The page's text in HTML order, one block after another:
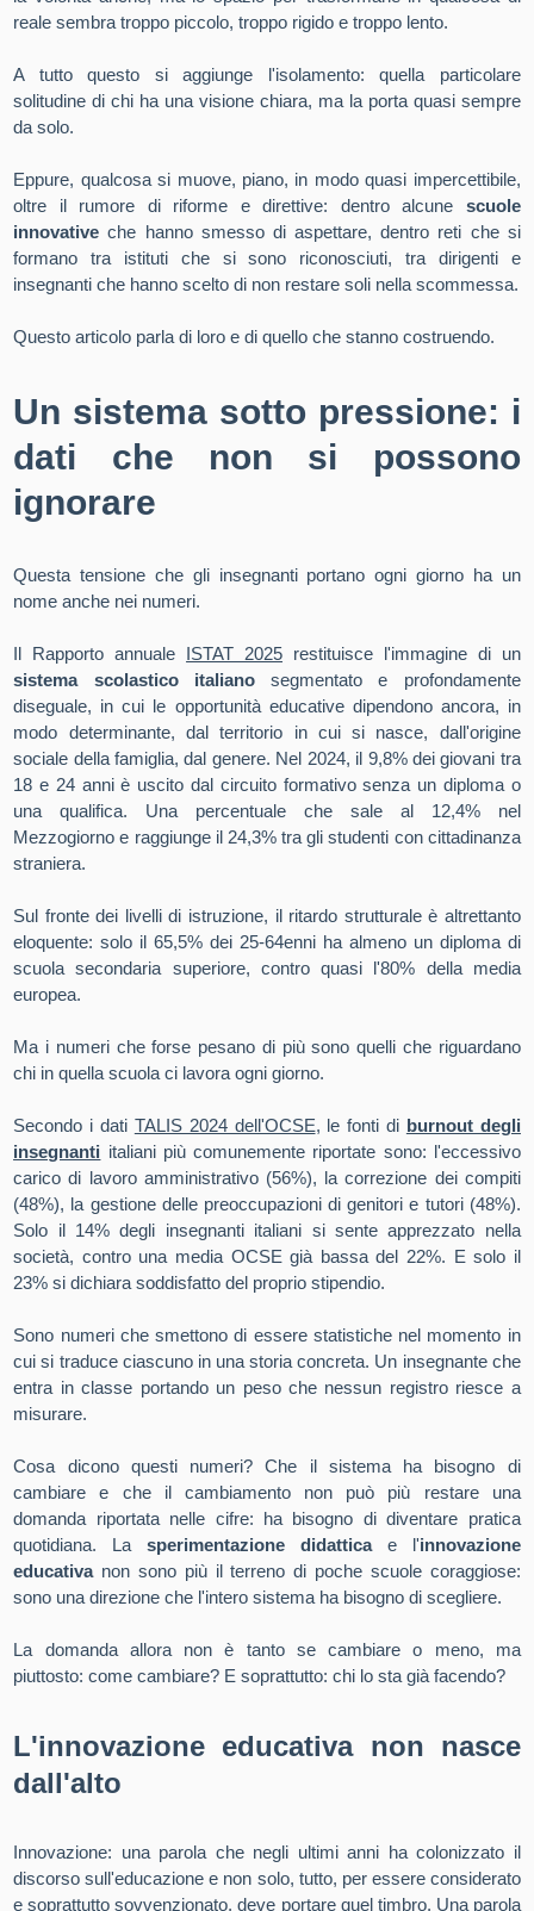
reale sembra troppo piccolo, troppo rigido e troppo lento.
A tutto questo si aggiunge l'isolamento: quella particolare
solitudine di chi ha una visione chiara, ma la porta quasi sempre
da solo.
Eppure, qualcosa si muove, piano, in modo quasi impercettibile,
oltre il rumore di riforme e direttive: dentro alcune scuole
innovative che hanno smesso di aspettare, dentro reti che si
formano tra istituti che si sono riconosciuti, tra dirigenti e
insegnanti che hanno scelto di non restare soli nella scommessa.
Questo articolo parla di loro e di quello che stanno costruendo.
Un sistema sotto pressione: i
dati che non si possono
ignorare
Questa tensione che gli insegnanti portano ogni giorno ha un
nome anche nei numeri.
Il Rapporto annuale ISTAT 2025 restituisce l'immagine di un
sistema scolastico italianosegmentato e profondamente
diseguale, in cui le opportunità educative dipendono ancora, in
modo determinante, dal territorio in cui si nasce, dall'origine
sociale della famiglia, dal genere. Nel 2024, il 9,8% dei giovani tra
18 e 24 anni è uscito dal circuito formativo senza un diploma o
una qualifica. Una percentuale che sale al 12,4% nel
Mezzogiorno e raggiunge il 24,3% tra gli studenti con cittadinanza
straniera.
Sul fronte dei livelli di istruzione, il ritardo strutturale è altrettanto
eloquente: solo il 65,5% dei 25-64enni ha almeno un diploma di
scuola secondaria superiore, contro quasi l'80% della media
europea.
Ma i numeri che forse pesano di più sono quelli che riguardano
chi in quella scuola ci lavora ogni giorno.
Secondo i dati TALIS 2024 dell'OCSE, le fonti di burnout degli
insegnanti italiani più comunemente riportate sono: l'eccessivo
carico di lavoro amministrativo (56%), la correzione dei compiti
(48%), la gestione delle preoccupazioni di genitori e tutori (48%).
Solo il 14% degli insegnanti italiani si sente apprezzato nella
società, contro una media OCSE già bassa del 22%. E solo il
23% si dichiara soddisfatto del proprio stipendio.
Sono numeri che smettono di essere statistiche nel momento in
cui si traduce ciascuno in una storia concreta. Un insegnante che
entra in classe portando un peso che nessun registro riesce a
misurare.
Cosa dicono questi numeri? Che il sistema ha bisogno di
cambiare e che il cambiamento non può più restare una
domanda riportata nelle cifre: ha bisogno di diventare pratica
quotidiana. Lasperimentazione didatticae l'innovazione
educativanon sono più il terreno di poche scuole coraggiose:
sono una direzione che l'intero sistema ha bisogno di scegliere.
La domanda allora non è tanto se cambiare o meno, ma
piuttosto: come cambiare? E soprattutto: chi lo sta già facendo?
L'innovazione educativa non nasce
dall'alto
Innovazione: una parola che negli ultimi anni ha colonizzato il
discorso sull'educazione e non solo, tutto, per essere considerato
e soprattutto sovvenzionato, deve portare quel timbro. Una parola